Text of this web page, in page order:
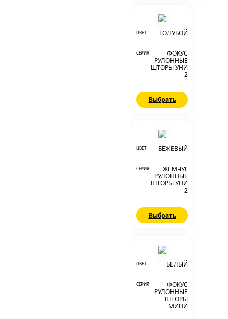
ЦВЕТ ГОЛУБОЙ
СЕРИЯ
ФОКУС
РУЛОННЫЕ
ШТОРЫ УНИ
2
Выбрать
ЦВЕТ БЕЖЕВЫЙ
СЕРИЯ
ЖЕМЧУГ
РУЛОННЫЕ
ШТОРЫ УНИ
2
Выбрать
ЦВЕТ БЕЛЫЙ
СЕРИЯ
ФОКУС
РУЛОННЫЕ
ШТОРЫ
МИНИ